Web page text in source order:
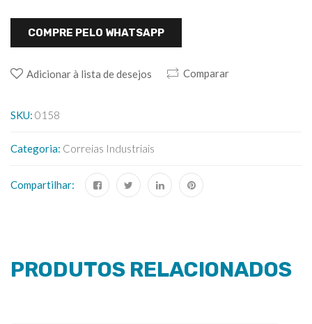
COMPRE PELO WHATSAPP
Adicionar à lista de desejos Comparar
SKU: 0158
Categoria: Correias Industriais
Compartilhar:
PRODUTOS RELACIONADOS